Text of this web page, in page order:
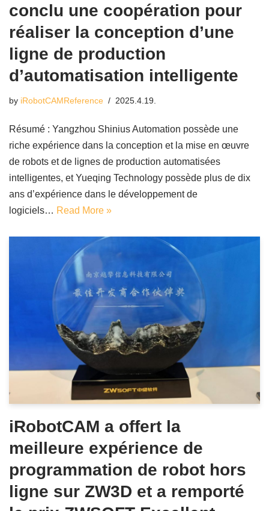
conclu une coopération pour
réaliser la conception d’une
ligne de production
d’automatisation intelligente
by iRobotCAMReference 2025.4.19.
Résumé : Yangzhou Shinius Automation possède une
riche expérience dans la conception et la mise en œuvre
de robots et de lignes de production automatisées
intelligentes, et Yueqing Technology possède plus de dix
ans d’expérience dans le développement de
logiciels… Read More »
iRobotCAM a offert la
meilleure expérience de
programmation de robot hors
ligne sur ZW3D et a remporté